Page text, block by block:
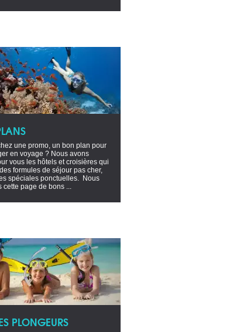
une promo, un bon plan pour
en voyage ? Nous avons
vous les hôtels et croisières qui
formules de séjour pas cher,
spéciales ponctuelles. Nous
cette page de bons ...
PLONGEURS